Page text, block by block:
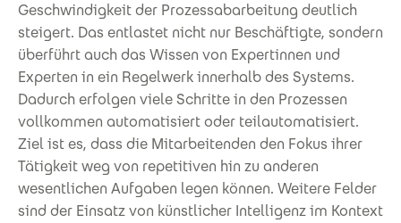
Geschwindigkeit der Prozessabarbeitung deutlich
steigert. Das entlastet nicht nur Beschäftigte, sondern
überführt auch das Wissen von Expertinnen und
Experten in ein Regelwerk innerhalb des Systems.
Dadurch erfolgen viele Schritte in den Prozessen
vollkommen automatisiert oder teilautomatisiert.
Ziel ist es, dass die Mitarbeitenden den Fokus ihrer
Tätigkeit weg von repetitiven hin zu anderen
wesentlichen Aufgaben legen können. Weitere Felder
sind der Einsatz von künstlicher Intelligenz im Kontext